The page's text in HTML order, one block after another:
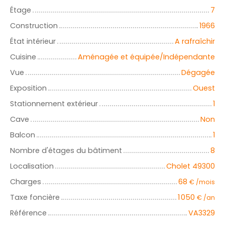
Étage
7
Construction
1966
État intérieur
A rafraîchir
Cuisine
Aménagée et équipée/Indépendante
Vue
Dégagée
Exposition
Ouest
Stationnement extérieur
1
Cave
Non
Balcon
1
Nombre d'étages du bâtiment
8
Localisation
Cholet 49300
Charges
68 € /mois
Taxe foncière 1 050 € /an
Référence VA3329